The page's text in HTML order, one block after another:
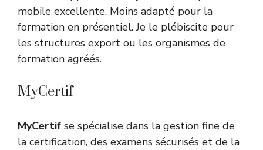
mobile excellente. Moins adapté pour la
formation en présentiel. Je le plébiscite pour
les structures export ou les organismes de
formation agréés.
MyCertif
MyCertif se spécialise dans la gestion fine de
la certification, des examens sécurisés et de la